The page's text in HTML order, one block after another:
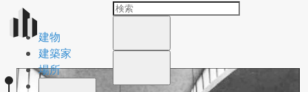
建物
建築家
場所